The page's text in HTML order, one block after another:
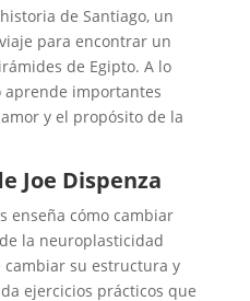
de Santiago, un
para encontrar un
de Egipto. A lo
aprende importantes
y el propósito de la
Joe Dispenza
enseña cómo cambiar
la neuroplasticidad
su estructura y
ejercicios prácticos que